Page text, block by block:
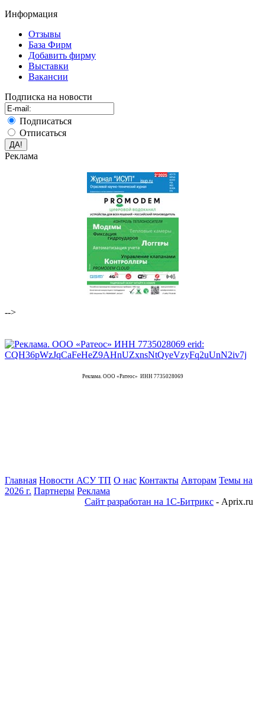
Информация
Отзывы
База Фирм
Добавить фирму
Выставки
Вакансии
Подписка на новости
Подписаться
Отписаться
Реклама
-->
Реклама. ООО «Ратеос» ИНН 7735028069
Главная Новости АСУ ТП О нас Контакты Авторам Темы на
2026 г. Партнеры Реклама
Сайт разработан на 1С-Битрикс - Aprix.ru